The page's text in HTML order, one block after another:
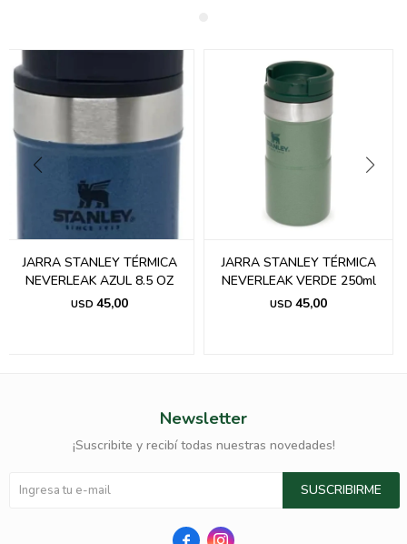
JARRA STANLEY TÉRMICA
NEVERLEAK AZUL 8.5 OZ
USD 45,00
JARRA STANLEY TÉRMICA
NEVERLEAK VERDE 250ml
USD 45,00
Newsletter
¡Suscribite y recibí todas nuestras novedades!
SUSCRIBIRME
 